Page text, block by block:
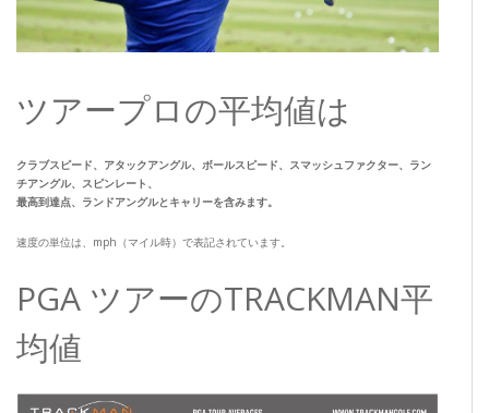
ツアープロの平均値は
クラブスピード、アタックアングル、ボールスピード、スマッシュファクター、ラン
チアングル、スピンレート、
最高到達点、ランドアングルとキャリーを含みます。
速度の単位は、mph（マイル時）で表記されています。
PGA ツアーのTRACKMAN平
均値